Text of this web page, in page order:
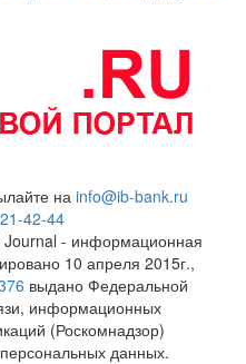
на info@ib-bank.ru
42-44
Journal - информационная
10 апреля 2015г.,
выдано Федеральной
информационных
(Роскомнадзор)
персональных данных.